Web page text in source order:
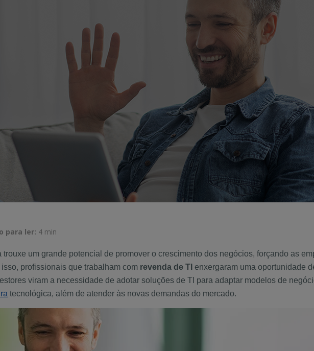
para ler: 4 min
um grande potencial de promover o crescimento dos negócios, forçando as
profissionais que trabalham com revenda de TI enxergaram uma oportunidade
viram a necessidade de adotar soluções de TI para adaptar modelos de
tecnológica, além de atender às novas demandas do mercado.